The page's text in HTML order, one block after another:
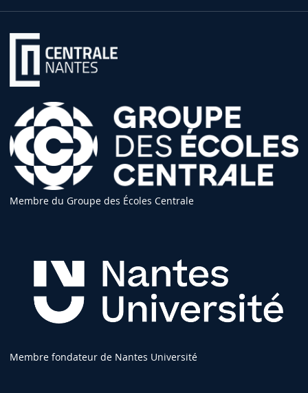
Membre du Groupe des Écoles Centrale
Membre fondateur de Nantes Université